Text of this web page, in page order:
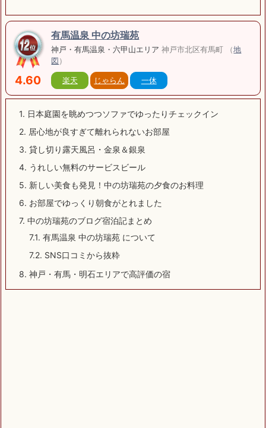
4.60
有馬温泉 中の坊瑞苑
神戸・有馬温泉・六甲山エリア神戸市北区有馬町 （地
図）
楽天 じゃらん 一休
1. 日本庭園を眺めつつソファでゆったりチェックイン
2. 居心地が良すぎて離れられないお部屋
3. 貸し切り露天風呂・金泉＆銀泉
4. うれしい無料のサービスビール
5. 新しい美食も発見！中の坊瑞苑の夕食のお料理
6. お部屋でゆっくり朝食がとれました
7. 中の坊瑞苑のブログ宿泊記まとめ
7.1. 有馬温泉 中の坊瑞苑 について
7.2. SNS口コミから抜粋
8. 神戸・有馬・明石エリアで高評価の宿